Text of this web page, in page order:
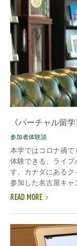
《バーチャル留
参加者体験談
本学ではコロナ禍
体験できる、ライブ
す。カナダにあるク
参加した名古屋キャ
READ MORE